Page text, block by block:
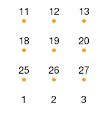
11 12 13
18 19 20
25 26 27
1 2 3